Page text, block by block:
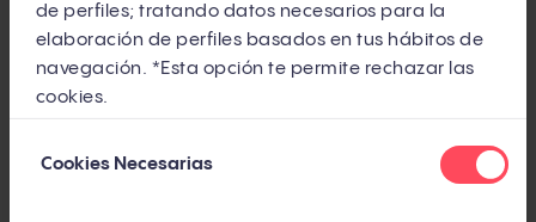
de perfiles; tratando datos necesarios para la
elaboración de perfiles basados en tus hábitos de
navegación. *Esta opción te permite rechazar las
cookies.
deCookies Necesarias
¿Te gusta lo que estás leyendo?